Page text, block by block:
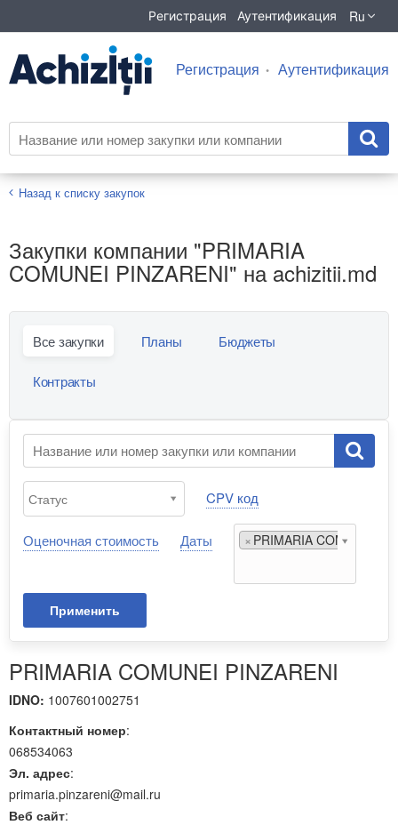
Регистрация Аутентификация Ru
Регистрация Аутентификация
Назад к списку закупок
Закупки компании "PRIMARIA
COMUNEI PINZARENI" на achizitii.md
Все закупки Планы Бюджеты
Контракты
CPV код
Оценочная стоимость Даты × PRIMARIA COMUNEI
Применить
PRIMARIA COMUNEI PINZARENI
IDNO: 1007601002751
Контактный номер:
068534063
Эл. адрес:
primaria.pinzareni@mail.ru
Веб сайт: